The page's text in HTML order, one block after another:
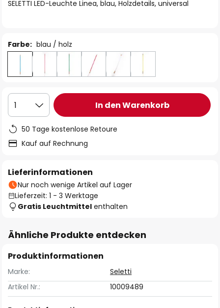
SELETTI LED-Leuchte Linea, blau, Holzdetails, universal
Farbe: blau / holz
1 In den Warenkorb
50 Tage kostenlose Retoure
Kauf auf Rechnung
Lieferinformationen
Nur noch wenige Artikel auf Lager
Lieferzeit: 1 - 3 Werktage
Gratis Leuchtmittel enthalten
Ähnliche Produkte entdecken
Produktinformationen
Marke:
Seletti
Artikel Nr.:
10009489